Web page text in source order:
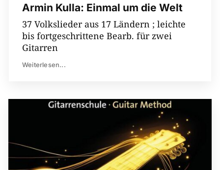
Armin Kulla: Einmal um die Welt
37 Volkslieder aus 17 Ländern ; leichte
bis fortgeschrittene Bearb. für zwei
Gitarren
Weiterlesen...